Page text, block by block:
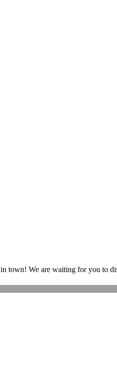
in town! We are waiting for you to